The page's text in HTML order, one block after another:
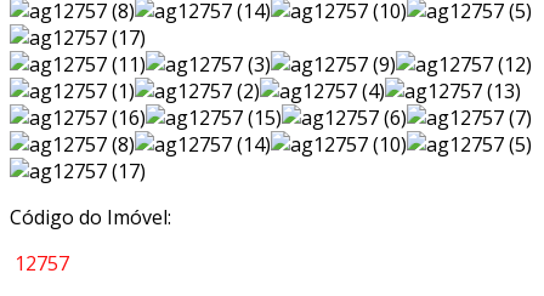
Código do Imóvel:
12757